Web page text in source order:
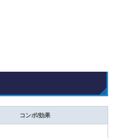
コンボ/効果